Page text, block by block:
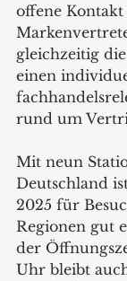
offene
gleichzeitig
einen
rund um
Mit neun
Deutschland
2025 für
Regionen gut
der
Uhr bleibt